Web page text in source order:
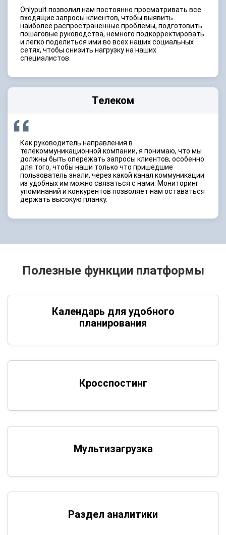
Onlypult позволил нам постоянно просматривать все
входящие запросы клиентов, чтобы выявить
наиболее распространенные проблемы, подготовить
пошаговые руководства, немного подкорректировать
и легко поделиться ими во всех наших социальных
сетях, чтобы снизить нагрузку на наших
специалистов.
Телеком
Как руководитель направления в
телекоммуникационной компании, я понимаю, что мы
должны быть опережать запросы клиентов, особенно
для того, чтобы наши только что пришедшие
пользователь знали, через какой канал коммуникации
из удобных им можно связаться с нами. Мониторинг
упоминаний и конкурентов позволяет нам оставаться
держать высокую планку.
Полезные функции платформы
Календарь для удобного
планирования
Кросспостинг
Мультизагрузка
Раздел аналитики